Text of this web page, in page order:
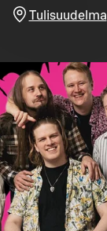
Tulisuudelma